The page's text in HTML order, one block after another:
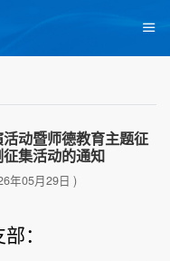
动暨师德教育主题征
集活动的通知
年05月29日 )
：